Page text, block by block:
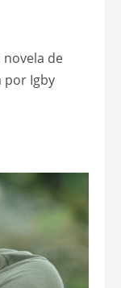
de
por Igby